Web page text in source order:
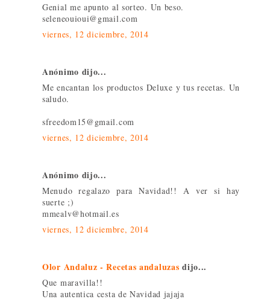
Genial me apunto al sorteo. Un beso.
seleneouioui@gmail.com
viernes, 12 diciembre, 2014
Anónimo dijo...
Me encantan los productos Deluxe y tus recetas. Un
saludo.
sfreedom15@gmail.com
viernes, 12 diciembre, 2014
Anónimo dijo...
Menudo regalazo para Navidad!! A ver si hay
suerte ;)
mmealv@hotmail.es
viernes, 12 diciembre, 2014
Olor Andaluz - Recetas andaluzas dijo...
Que maravilla!!
Una autentica cesta de Navidad jajaja